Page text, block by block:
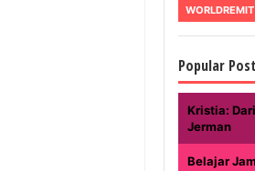
WORLDREMIT
Popular
Kristia:
Jerman
Belajar